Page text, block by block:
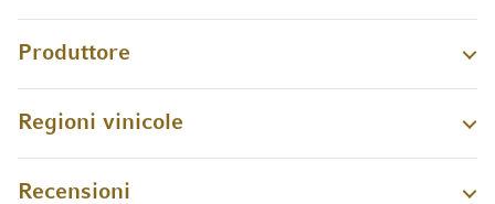
Produttore
Regioni vinicole
Recensioni